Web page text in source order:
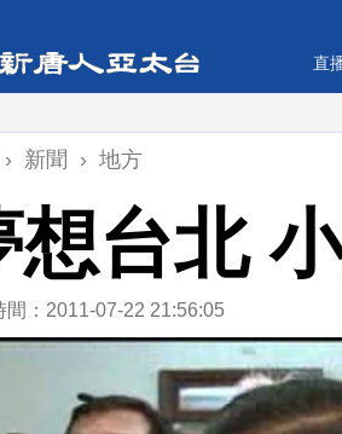
直
› 新聞 › 地方
想台北
間：2011-07-22 21:56:05